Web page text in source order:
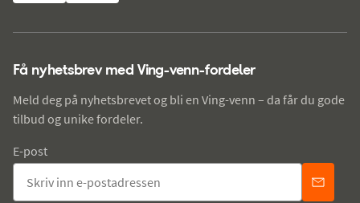
Få nyhetsbrev med Ving-venn-fordeler
Meld deg på nyhetsbrevet og bli en Ving-venn – da får du gode
tilbud og unike fordeler.
E-post